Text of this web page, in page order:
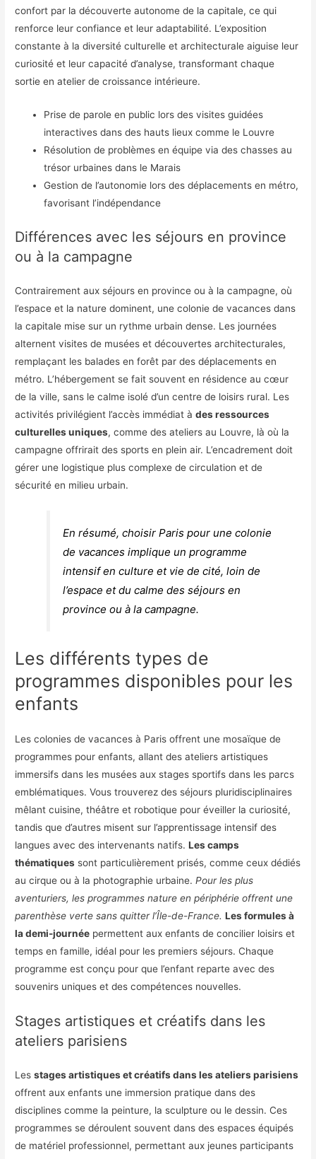
confort par la découverte autonome de la capitale, ce qui
renforce leur confiance et leur adaptabilité. L’exposition
constante à la diversité culturelle et architecturale aiguise leur
curiosité et leur capacité d’analyse, transformant chaque
sortie en atelier de croissance intérieure.
Prise de parole en public lors des visites guidées
interactives dans des hauts lieux comme le Louvre
Résolution de problèmes en équipe via des chasses au
trésor urbaines dans le Marais
Gestion de l’autonomie lors des déplacements en métro,
favorisant l’indépendance
Différences avec les séjours en province
ou à la campagne
Contrairement aux séjours en province ou à la campagne, où
l’espace et la nature dominent, une colonie de vacances dans
la capitale mise sur un rythme urbain dense. Les journées
alternent visites de musées et découvertes architecturales,
remplaçant les balades en forêt par des déplacements en
métro. L’hébergement se fait souvent en résidence au cœur
de la ville, sans le calme isolé d’un centre de loisirs rural. Les
activités privilégient l’accès immédiat àdes ressources
culturelles uniques, comme des ateliers au Louvre, là où la
campagne offrirait des sports en plein air. L’encadrement doit
gérer une logistique plus complexe de circulation et de
sécurité en milieu urbain.
En résumé, choisir Paris pour une colonie
de vacances implique un programme
intensif en culture et vie de cité, loin de
l’espace et du calme des séjours en
province ou à la campagne.
Les différents types de
programmes disponibles pour les
enfants
Les colonies de vacances à Paris offrent une mosaïque de
programmes pour enfants, allant des ateliers artistiques
immersifs dans les musées aux stages sportifs dans les parcs
emblématiques. Vous trouverez des séjours pluridisciplinaires
mêlant cuisine, théâtre et robotique pour éveiller la curiosité,
tandis que d’autres misent sur l’apprentissage intensif des
langues avec des intervenants natifs.Les camps
thématiques sont particulièrement prisés, comme ceux dédiés
au cirque ou à la photographie urbaine.Pour les plus
aventuriers, les programmes nature en périphérie offrent une
parenthèse verte sans quitter l’Île-de-France. Les formules à
la demi-journée permettent aux enfants de concilier loisirs et
temps en famille, idéal pour les premiers séjours. Chaque
programme est conçu pour que l’enfant reparte avec des
souvenirs uniques et des compétences nouvelles.
Stages artistiques et créatifs dans les
ateliers parisiens
Lesstages artistiques et créatifs dans les ateliers parisiens
offrent aux enfants une immersion pratique dans des
disciplines comme la peinture, la sculpture ou le dessin. Ces
programmes se déroulent souvent dans des espaces équipés
de matériel professionnel, permettant aux jeunes participants